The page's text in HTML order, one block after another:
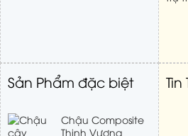
Sản Phẩm đặc biệt
Chậu Composite
Thịnh Vượng
Tin